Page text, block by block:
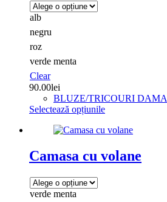
alb
negru
roz
verde menta
Clear
90.00lei
BLUZE/TRICOURI DAMA
Selectează opțiunileAcest
are
multe
variații.
Camasa cu volane
verde menta